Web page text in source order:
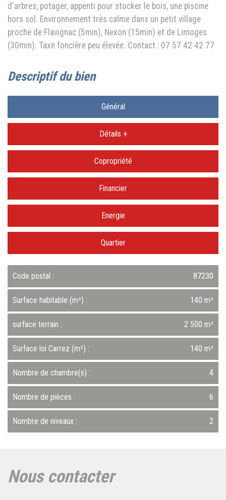
d'arbres, potager, appenti pour stocker le bois, une piscine
hors sol. Environnement très calme dans un petit village
proche de Flavignac (5min), Nexon (15min) et de Limoges
(30min). Taxe foncière peu élevée. Contact : 07 57 42 42 77
descriptif du bien
Général
Détails +
Copropriété
Financier
Energie
Quartier
Code postal : 87230
Surface habitable (m²) : 140 m²
surface terrain : 2 500 m²
Surface loi Carrez (m²) : 140 m²
Nombre de chambre(s) : 4
Nombre de pièces : 6
Nombre de niveaux : 2
+
nous contacter